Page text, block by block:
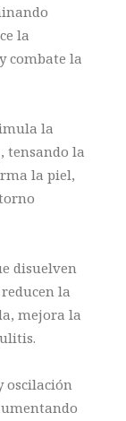
la
combate la
la
tensando la
la piel,
disuelven
la
mejora la
oscilación